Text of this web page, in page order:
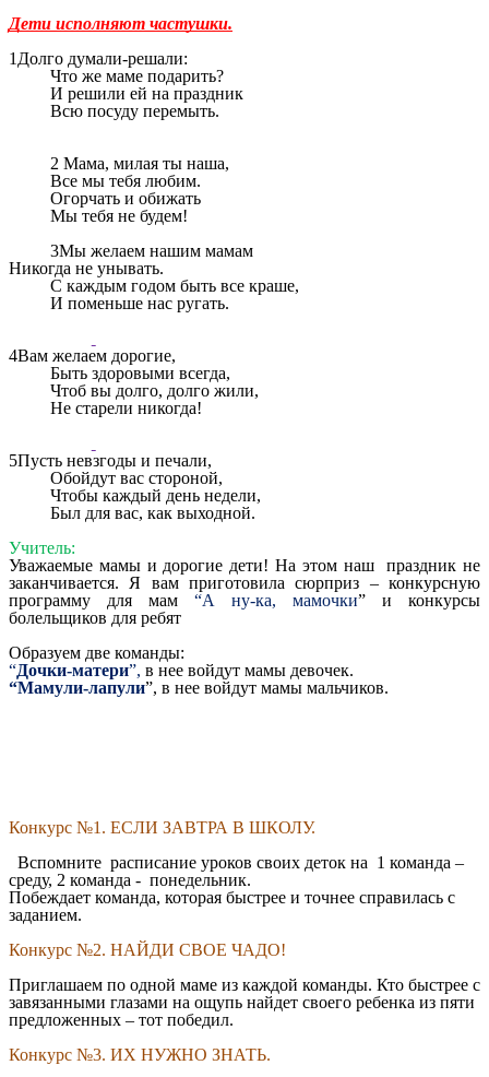
Дети исполняют частушки.
1Долго думали-решали:
Что же маме подарить?
И решили ей на праздник
Всю посуду перемыть.
2 Мама, милая ты наша,
Все мы тебя любим.
Огорчать и обижать
Мы тебя не будем!
3Мы желаем нашим мамам
Никогда не унывать.
С каждым годом быть все краше,
И поменьше нас ругать.
4Вам желаем дорогие,
Быть здоровыми всегда,
Чтоб вы долго, долго жили,
Не старели никогда!
5Пусть невзгоды и печали,
Обойдут вас стороной,
Чтобы каждый день недели,
Был для вас, как выходной.
Учитель:
Уважаемые мамы и дорогие дети! На этом наш праздник не
заканчивается. Я вам приготовила сюрприз – конкурсную
программу для мам “А ну-ка, мамочки” и конкурсы
болельщиков для ребят
Образуем две команды:
“Дочки-матери”, в нее войдут мамы девочек.
“Мамули-лапули”, в нее войдут мамы мальчиков.
Конкурс №1. ЕСЛИ ЗАВТРА В ШКОЛУ.
Вспомните расписание уроков своих деток на 1 команда –
среду, 2 команда - понедельник.
Побеждает команда, которая быстрее и точнее справилась с
заданием.
Конкурс №2. НАЙДИ СВОЕ ЧАДО!
Приглашаем по одной маме из каждой команды. Кто быстрее с
завязанными глазами на ощупь найдет своего ребенка из пяти
предложенных – тот победил.
Конкурс №3. ИХ НУЖНО ЗНАТЬ.